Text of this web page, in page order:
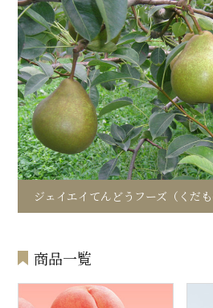
ジェイエイてんどうフーズ（くだも
商品一覧